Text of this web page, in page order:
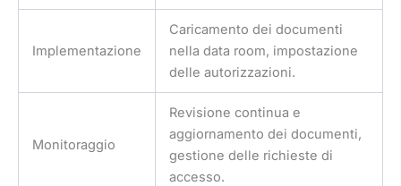
Implementazione
Caricamento dei documenti
nella data room, impostazione
delle autorizzazioni.
Monitoraggio
Revisione continua e
aggiornamento dei documenti,
gestione delle richieste di
accesso.